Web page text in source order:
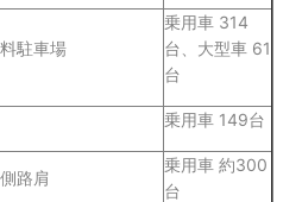
駐車場
乗用車 314
台、大型車 61
台
乗用車 149台
路肩
乗用車 約300
台